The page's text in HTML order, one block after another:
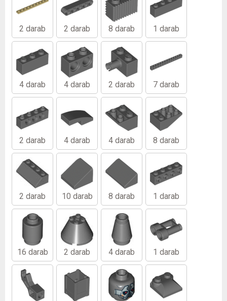
2 darab 2 darab 8 darab 1 darab
4 darab 4 darab 2 darab 7 darab
2 darab 4 darab 4 darab 8 darab
2 darab 10 darab 8 darab 1 darab
16 darab 2 darab 4 darab 1 darab